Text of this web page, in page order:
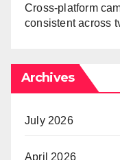
Cross-platform
consistent across
Archives
July 2026
April 2026